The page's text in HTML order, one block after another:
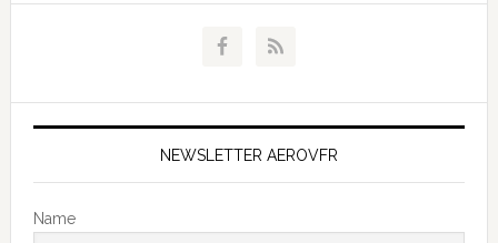
NEWSLETTER AEROVFR
Name